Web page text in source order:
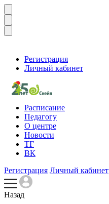
Регистрация
Личный кабинет
Расписание
Педагогу
О центре
Новости
ТГ
ВК
Регистрация Личный кабинет
Назад